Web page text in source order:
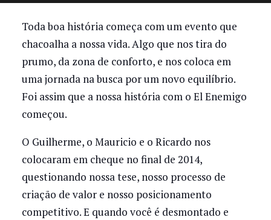
Toda boa história começa com um evento que
chacoalha a nossa vida. Algo que nos tira do
prumo, da zona de conforto, e nos coloca em
uma jornada na busca por um novo equilíbrio.
Foi assim que a nossa história com o El Enemigo
começou.
O Guilherme, o Mauricio e o Ricardo nos
colocaram em cheque no final de 2014,
questionando nossa tese, nosso processo de
criação de valor e nosso posicionamento
competitivo. E quando você é desmontado e